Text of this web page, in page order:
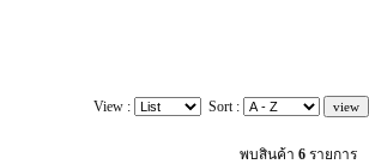
View : Sort :
พบสินค้า 6 รายการ